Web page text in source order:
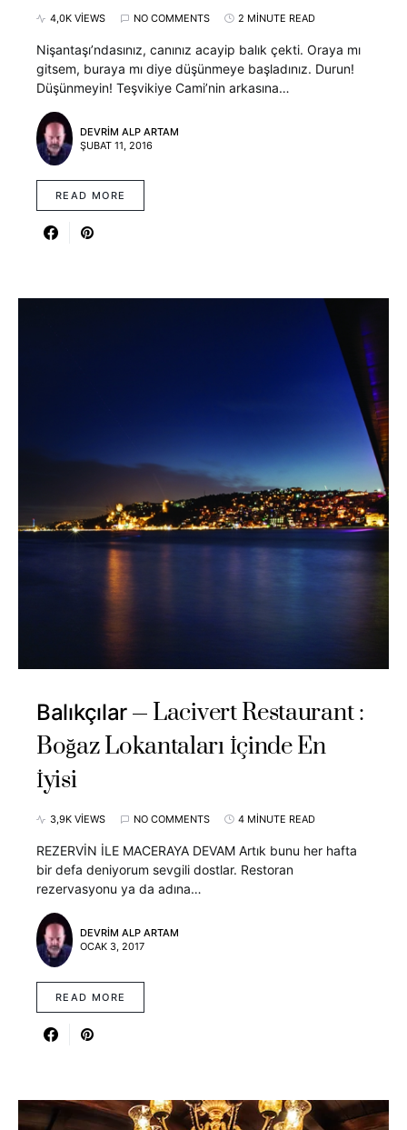
4,0K VIEWS NO COMMENTS 2 MINUTE READ
Nişantaşı’ndasınız, canınız acayip balık çekti. Oraya mı
gitsem, buraya mı diye düşünmeye başladınız. Durun!
Düşünmeyin! Teşvikiye Cami’nin arkasına…
DEVRIM ALP ARTAM
ŞUBAT 11, 2016
READ MORE
Balıkçılar
Lacivert Restaurant :
Boğaz Lokantaları İçinde En
İyisi
3,9K VIEWS NO COMMENTS 4 MINUTE READ
REZERVİN İLE MACERAYA DEVAM Artık bunu her hafta
bir defa deniyorum sevgili dostlar. Restoran
rezervasyonu ya da adına…
DEVRIM ALP ARTAM
OCAK 3, 2017
READ MORE